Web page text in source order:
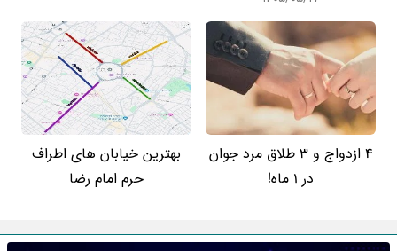
4 ازدواج و 3 طلاق مرد جوان
در 1 ماه!
بهترین خیابان های اطراف
حرم امام رضا